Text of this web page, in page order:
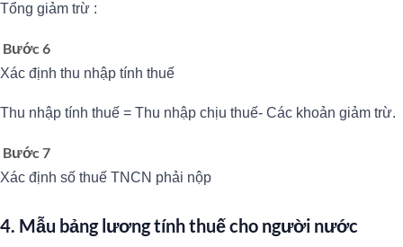
Tổng giảm trừ :
Bước 6
Xác định thu nhập tính thuế
Thu nhập tính thuế = Thu nhập chịu thuế- Các khoản giảm trừ.
Bước 7
Xác định số thuế TNCN phải nộp
4. Mẫu bảng lương tính thuế cho người nước